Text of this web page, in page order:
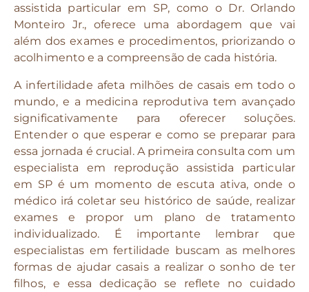
assistida particular em SP, como o Dr. Orlando
Monteiro Jr., oferece uma abordagem que vai
além dos exames e procedimentos, priorizando o
acolhimento e a compreensão de cada história.
A infertilidade afeta milhões de casais em todo o
mundo, e a medicina reprodutiva tem avançado
significativamente para oferecer soluções.
Entender o que esperar e como se preparar para
essa jornada é crucial. A primeira consulta com um
especialista em reprodução assistida particular
em SP é um momento de escuta ativa, onde o
médico irá coletar seu histórico de saúde, realizar
exames e propor um plano de tratamento
individualizado. É importante lembrar que
especialistas em fertilidade buscam as melhores
formas de ajudar casais a realizar o sonho de ter
filhos, e essa dedicação se reflete no cuidado